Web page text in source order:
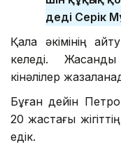
деді Серік
Қала әкімінің
келеді.
кінәлілер
Бұған дейін
20 жастағы
едік.